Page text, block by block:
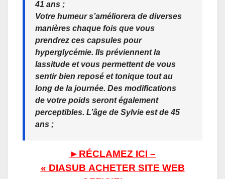
41 ans ;
Votre humeur s’améliorera de diverses
manières chaque fois que vous
prendrez ces capsules pour
hyperglycémie. Ils préviennent la
lassitude et vous permettent de vous
sentir bien reposé et tonique tout au
long de la journée. Des modifications
de votre poids seront également
perceptibles. L’âge de Sylvie est de 45
ans ;
►RÉCLAMEZ ICI –
« DIASUB ACHETER SITE WEB